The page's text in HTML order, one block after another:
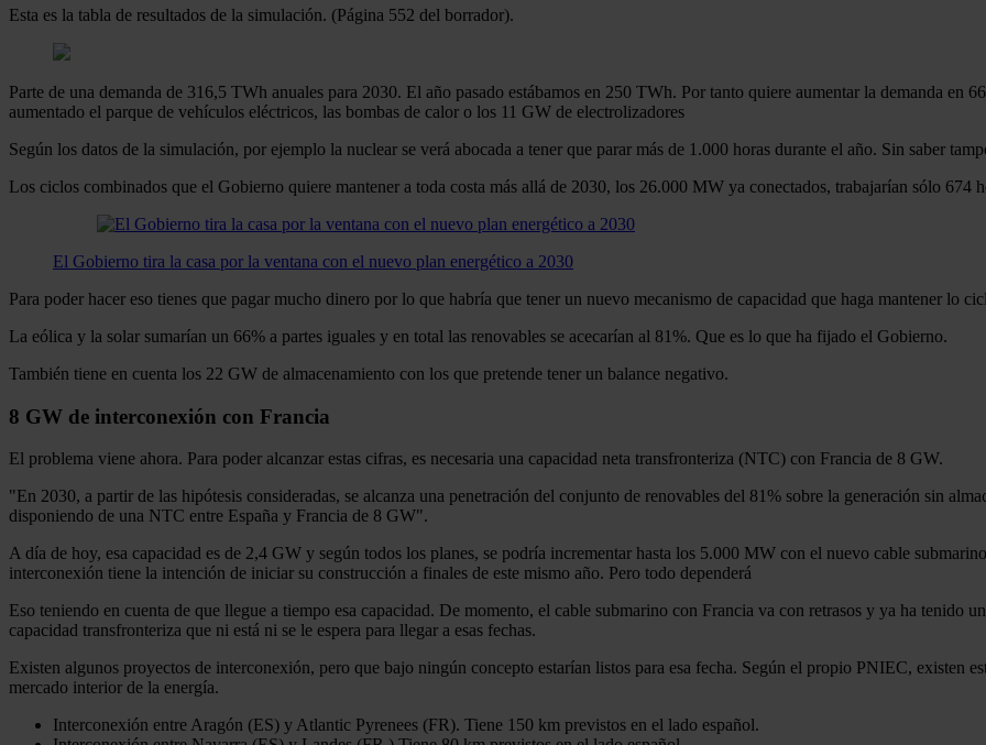
Esta es la tabla de resultados de la simulación. (Página 552 del borrador).
Parte de una demanda de 316,5 TWh anuales para 2030. El año pasado estábamos en 250 TWh. Por tanto quiere aumentar la demanda en
aumentado el parque de vehículos eléctricos, las bombas de calor o los 11 GW de electrolizadores
Según los datos de la simulación, por ejemplo la nuclear se verá abocada a tener que parar más de 1.000 horas durante el año. Sin saber
Los ciclos combinados que el Gobierno quiere mantener a toda costa más allá de 2030, los 26.000 MW ya conectados, trabajarían sólo 674
El Gobierno tira la casa por la ventana con el nuevo plan energético a 2030
Para poder hacer eso tienes que pagar mucho dinero por lo que habría que tener un nuevo mecanismo de capacidad que haga mantener lo
La eólica y la solar sumarían un 66% a partes iguales y en total las renovables se acecarían al 81%. Que es lo que ha fijado el Gobierno.
También tiene en cuenta los 22 GW de almacenamiento con los que pretende tener un balance negativo.
8 GW de interconexión con Francia
El problema viene ahora. Para poder alcanzar estas cifras, es necesaria una capacidad neta transfronteriza (NTC) con Francia de 8 GW.
"En 2030, a partir de las hipótesis consideradas, se alcanza una penetración del conjunto de renovables del 81% sobre la generación sin
disponiendo de una NTC entre España y Francia de 8 GW".
A día de hoy, esa capacidad es de 2,4 GW y según todos los planes, se podría incrementar hasta los 5.000 MW con el nuevo cable
interconexión tiene la intención de iniciar su construcción a finales de este mismo año. Pero todo dependerá
Eso teniendo en cuenta de que llegue a tiempo esa capacidad. De momento, el cable submarino con Francia va con retrasos y ya ha tenido
capacidad transfronteriza que ni está ni se le espera para llegar a esas fechas.
Existen algunos proyectos de interconexión, pero que bajo ningún concepto estarían listos para esa fecha. Según el propio PNIEC, existen
mercado interior de la energía.
Interconexión entre Aragón (ES) y Atlantic Pyrenees (FR). Tiene 150 km previstos en el lado español.